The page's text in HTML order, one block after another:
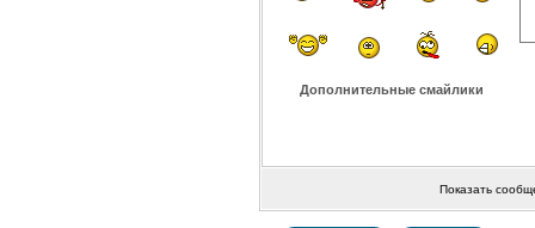
Дополнительные смайлики
Показать